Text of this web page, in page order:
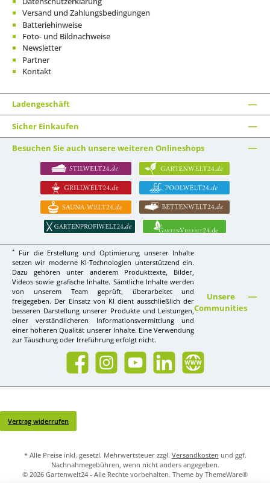
Versand und Zahlungsbedingungen
Batteriehinweise
Foto- und Bildnachweise
Newsletter
Partner
Kontakt
Ladengeschäft
Sicher Einkaufen
Besuchen Sie auch unsere weiteren Onlineshops
*
Für die Erstellung und Optimierung unserer Inhalte
setzen wir moderne KI-Technologien unterstützend ein.
Dazu gehören unter anderem Produkttexte, Bilder,
Videos sowie grafische Inhalte. Sämtliche Inhalte werden
von unserem Team geprüft, überarbeitet und
freigegeben. Der Einsatz von KI dient ausschließlich der
besseren Darstellung unserer Produkte und Leistungen,
einer verständlicheren Informationsvermittlung und
einer höheren Qualität unserer Inhalte. Eine Verwendung
zur Täuschung oder Irreführung erfolgt nicht.
Unsere
Communities
Facebook InstagramYouTube LinkedIn Website
Vertrag widerrufen
* Alle Preise inkl. gesetzl. Mehrwertsteuer zzgl. Versandkosten und ggf.
Nachnahmegebühren, wenn nicht anders angegeben.
© 2026 Gartenwelt24 - Alle Rechte vorbehalten. Theme by ThemeWare®